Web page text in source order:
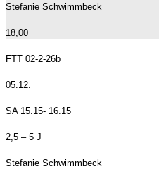
Stefanie Schwimmbeck
18,00
FTT 02-2-26b
05.12.
SA 15.15- 16.15
2,5 – 5 J
Stefanie Schwimmbeck